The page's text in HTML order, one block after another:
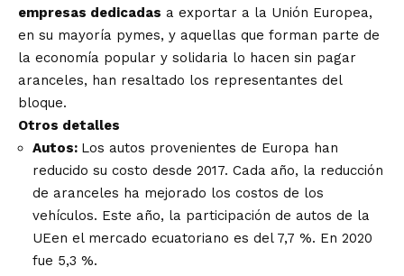
empresas dedicadas a exportar a la Unión Europea,
en su mayoría pymes, y aquellas que forman parte de
la economía popular y solidaria lo hacen sin pagar
aranceles, han resaltado los representantes del
bloque.
Otros detalles
Autos: Los autos provenientes de Europa han
reducido su costo desde 2017. Cada año, la reducción
de aranceles ha mejorado los costos de los
vehículos. Este año, la participación de autos de la
UEen el mercado ecuatoriano es del 7,7 %. En 2020
fue 5,3 %.